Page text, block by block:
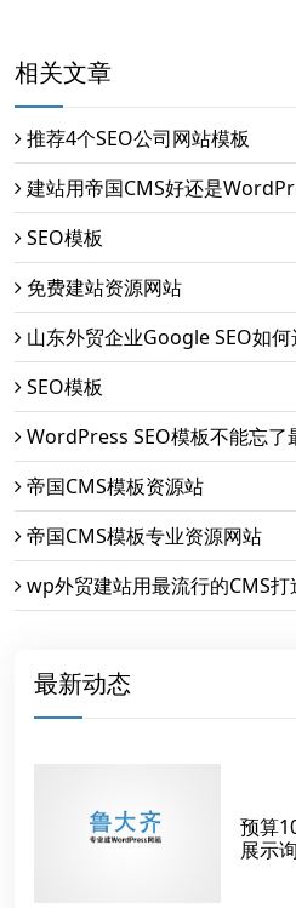
相关文章
推荐4个SEO公司网站模板
建站用帝国CMS好还是
SEO模板
免费建站资源网站
山东外贸企业Google SEO如
SEO模板
WordPress SEO模板不能忘了
帝国CMS模板资源站
帝国CMS模板专业资源网站
wp外贸建站用最流行的CMS
最新动态
预算
展示